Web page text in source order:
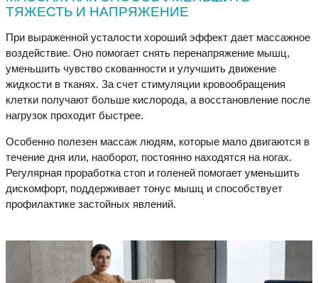
ТЯЖЕСТЬ И НАПРЯЖЕНИЕ
При выраженной усталости хороший эффект дает массажное
воздействие. Оно помогает снять перенапряжение мышц,
уменьшить чувство скованности и улучшить движение
жидкости в тканях. За счет стимуляции кровообращения
клетки получают больше кислорода, а восстановление после
нагрузок проходит быстрее.
Особенно полезен массаж людям, которые мало двигаются в
течение дня или, наоборот, постоянно находятся на ногах.
Регулярная проработка стоп и голеней помогает уменьшить
дискомфорт, поддерживает тонус мышц и способствует
профилактике застойных явлений.